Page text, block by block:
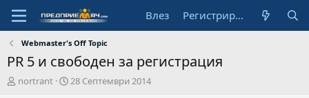
Влез Регистрирай се
Webmaster's Off Topic
PR 5 и свободен за регистрация
А
nortrant
Н
28 Септември 2014